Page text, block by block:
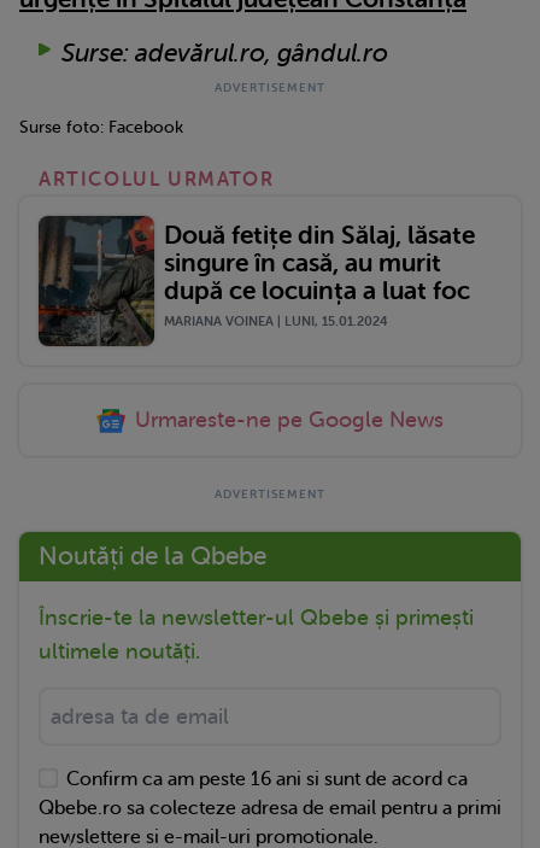
Surse: adevărul.ro, gândul.ro
Surse foto: Facebook
ARTICOLUL URMATOR
Două fetițe din Sălaj, lăsate
singure în casă, au murit
după ce locuința a luat foc
MARIANA VOINEA | LUNI, 15.01.2024
Urmareste-ne pe Google News
Noutăți de la Qbebe
Înscrie-te la newsletter-ul Qbebe și primești
ultimele noutăți.
Confirm ca am peste 16 ani si sunt de acord ca
Qbebe.ro sa colecteze adresa de email pentru a primi
newslettere si e-mail-uri promotionale.